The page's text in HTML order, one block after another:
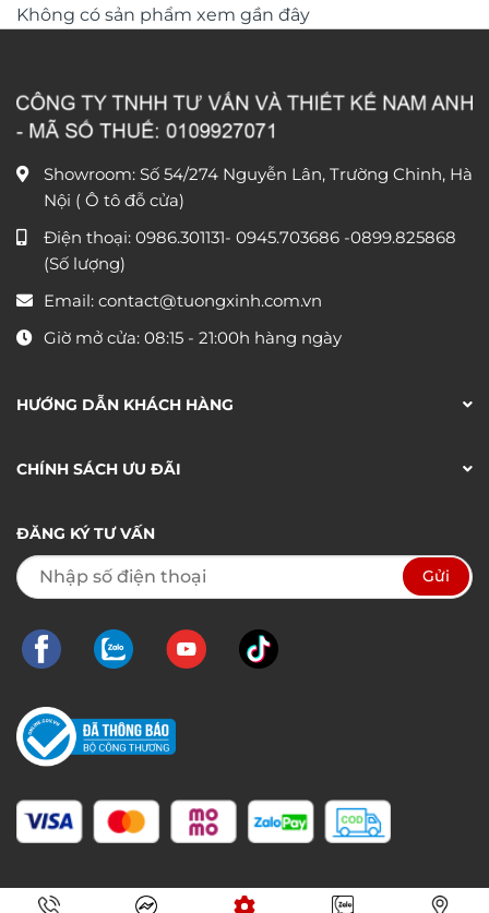
Không có sản phẩm xem gần đây
Showroom: Số 54/274 Nguyễn Lân, Trường Chinh, Hà
Nội ( Ô tô đỗ cửa)
Điện thoại: 0986.301131- 0945.703686 -0899.825868
(Số lượng)
Email: contact@tuongxinh.com.vn
Giờ mở cửa: 08:15 - 21:00h hàng ngày
HƯỚNG DẪN KHÁCH HÀNG
CHÍNH SÁCH ƯU ĐÃI
ĐĂNG KÝ TƯ VẤN